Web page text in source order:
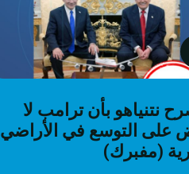
نتنياهو بأن ترامب لا
على التوسع في الأراضي
(مفبرك)